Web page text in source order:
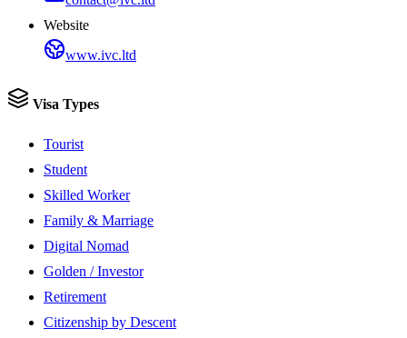
Website
www.ivc.ltd
Visa Types
Tourist
Student
Skilled Worker
Family & Marriage
Digital Nomad
Golden / Investor
Retirement
Citizenship by Descent